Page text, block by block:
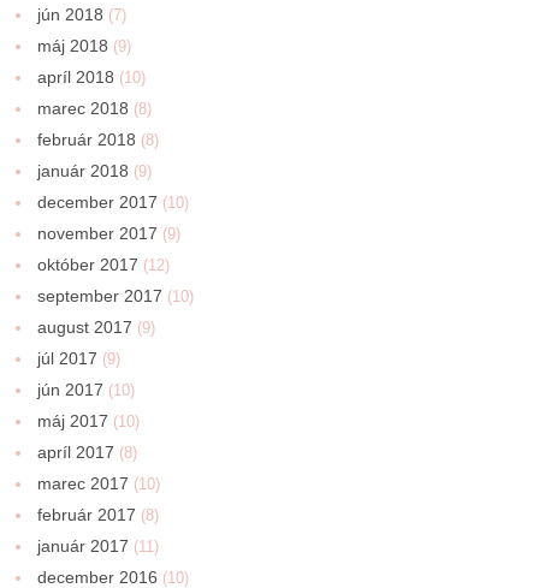
jún 2018 (7)
máj 2018 (9)
apríl 2018 (10)
marec 2018 (8)
február 2018 (8)
január 2018 (9)
december 2017 (10)
november 2017 (9)
október 2017 (12)
september 2017 (10)
august 2017 (9)
júl 2017 (9)
jún 2017 (10)
máj 2017 (10)
apríl 2017 (8)
marec 2017 (10)
február 2017 (8)
január 2017 (11)
december 2016 (10)